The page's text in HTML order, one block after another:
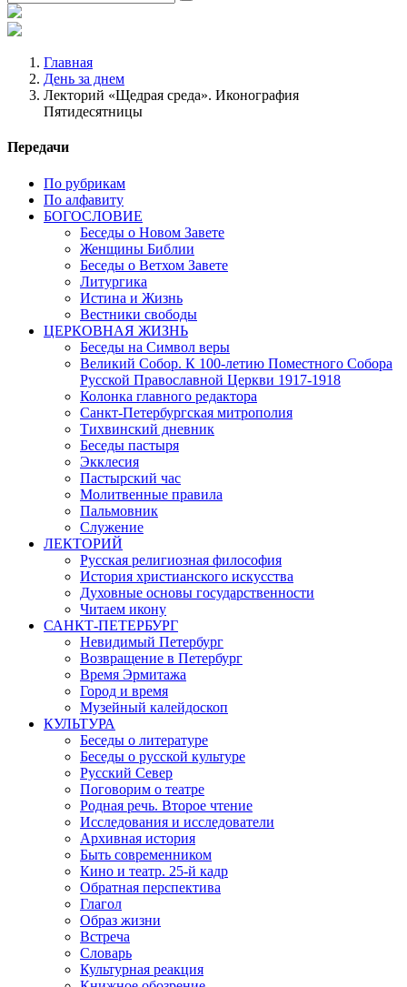
Главная
День за днем
Лекторий «Щедрая среда». Иконография
Пятидесятницы
Передачи
По рубрикам
По алфавиту
БОГОСЛОВИЕ
Беседы о Новом Завете
Женщины Библии
Беседы о Ветхом Завете
Литургика
Истина и Жизнь
Вестники свободы
ЦЕРКОВНАЯ ЖИЗНЬ
Беседы на Символ веры
Великий Собор. К 100-летию Поместного Собора
Русской Православной Церкви 1917-1918
Колонка главного редактора
Санкт-Петербургская митрополия
Тихвинский дневник
Беседы пастыря
Экклесия
Пастырский час
Молитвенные правила
Пальмовник
Служение
ЛЕКТОРИЙ
Русская религиозная философия
История христианского искусства
Духовные основы государственности
Читаем икону
САНКТ-ПЕТЕРБУРГ
Невидимый Петербург
Возвращение в Петербург
Время Эрмитажа
Город и время
Музейный калейдоскоп
КУЛЬТУРА
Беседы о литературе
Беседы о русской культуре
Русский Север
Поговорим о театре
Родная речь. Второе чтение
Исследования и исследователи
Архивная история
Быть современником
Кино и театр. 25-й кадр
Обратная перспектива
Глагол
Образ жизни
Встреча
Словарь
Культурная реакция